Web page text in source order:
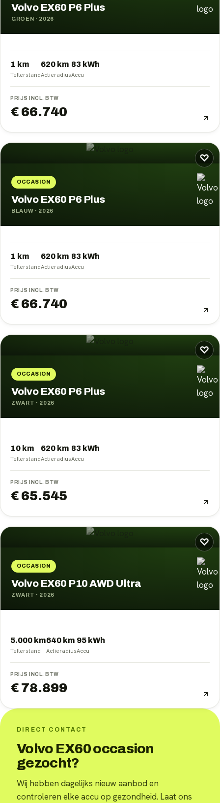
Volvo EX60 P6 Plus
GROEN · 2026
1 km
Tellerstand
620 km
Actieradius
83 kWh
Accu
PRIJS INCL. BTW
€ 66.740
♡
OCCASION
Volvo EX60 P6 Plus
BLAUW · 2026
1 km
Tellerstand
620 km
Actieradius
83 kWh
Accu
PRIJS INCL. BTW
€ 66.740
♡
OCCASION
Volvo EX60 P6 Plus
ZWART · 2026
10 km
Tellerstand
620 km
Actieradius
83 kWh
Accu
PRIJS INCL. BTW
€ 65.545
♡
OCCASION
Volvo EX60 P10 AWD Ultra
ZWART · 2026
5.000 km
Tellerstand
640 km
Actieradius
95 kWh
Accu
PRIJS INCL. BTW
€ 78.899
DIRECT CONTACT
Volvo EX60 occasion
gezocht?
Wij hebben dagelijks nieuw aanbod en
controleren elke accu op gezondheid. Laat ons